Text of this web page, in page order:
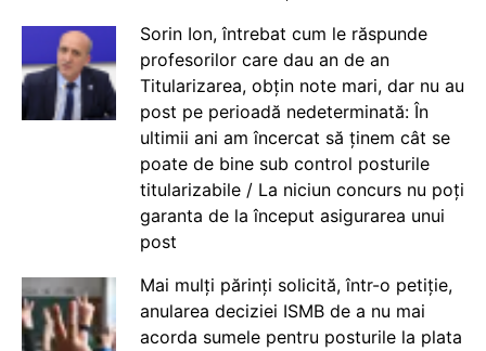
Sorin Ion, întrebat cum le răspunde
profesorilor care dau an de an
Titularizarea, obțin note mari, dar nu au
post pe perioadă nedeterminată: În
ultimii ani am încercat să ținem cât se
poate de bine sub control posturile
titularizabile / La niciun concurs nu poți
garanta de la început asigurarea unui
post
Mai mulți părinți solicită, într-o petiție,
anularea deciziei ISMB de a nu mai
acorda sumele pentru posturile la plata